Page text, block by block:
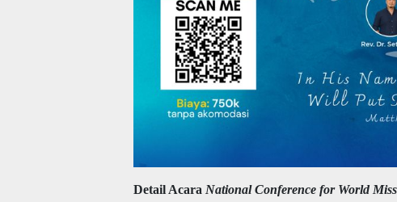
Detail Acara National Conference for World